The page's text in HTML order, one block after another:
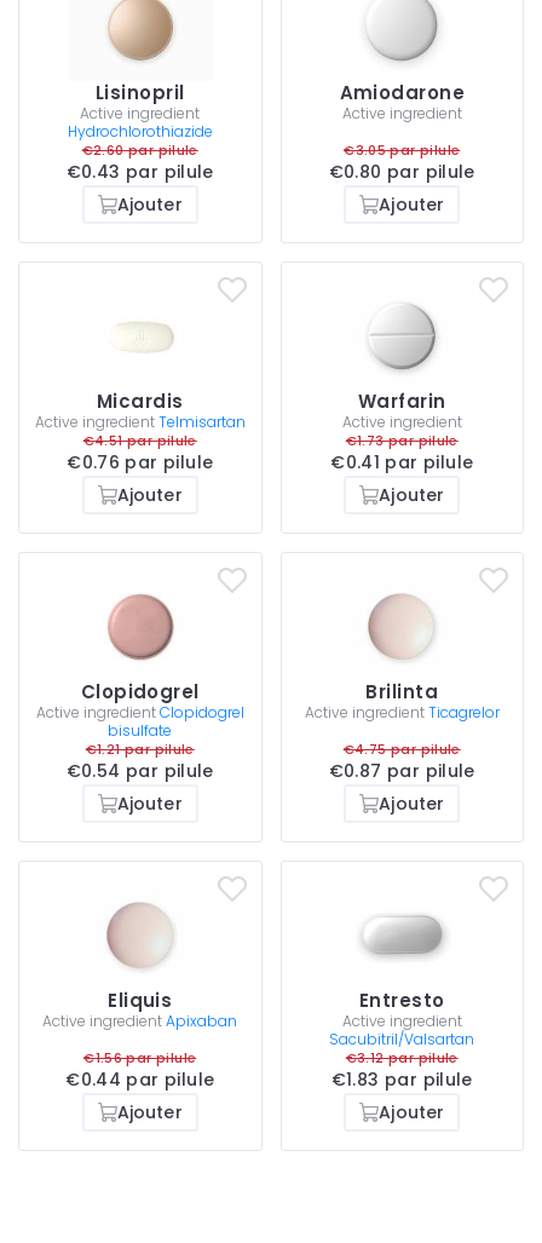
Lisinopril
Active ingredient
Hydrochlorothiazide
€2.60 par pilule
€0.43 par pilule
Ajouter
Amiodarone
Active ingredient
€3.05 par pilule
€0.80 par pilule
Ajouter
Micardis
Active ingredientTelmisartan
€4.51 par pilule
€0.76 par pilule
Ajouter
Warfarin
Active ingredient
€1.73 par pilule
€0.41 par pilule
Ajouter
Clopidogrel
Active ingredientClopidogrel
bisulfate
€1.21 par pilule
€0.54 par pilule
Ajouter
Brilinta
Active ingredientTicagrelor
€4.75 par pilule
€0.87 par pilule
Ajouter
Eliquis
Active ingredientApixaban
€1.56 par pilule
€0.44 par pilule
Ajouter
Entresto
Active ingredient
Sacubitril/Valsartan
€3.12 par pilule
€1.83 par pilule
Ajouter